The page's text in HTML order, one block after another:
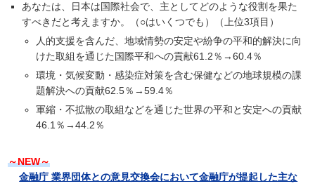
あなたは、日本は国際社会で、主としてどのような役割を果た
すべきだと考えますか。（○はいくつでも）（上位3項目）
人的支援を含んだ、地域情勢の安定や紛争の平和的解決に向
けた取組を通じた国際平和への貢献61.2％→60.4％
環境・気候変動・感染症対策を含む保健などの地球規模の課
題解決への貢献62.5％→59.4％
軍縮・不拡散の取組などを通じた世界の平和と安定への貢献
46.1％→44.2％
～NEW～
金融庁 業界団体との意見交換会において金融庁が提起した主な